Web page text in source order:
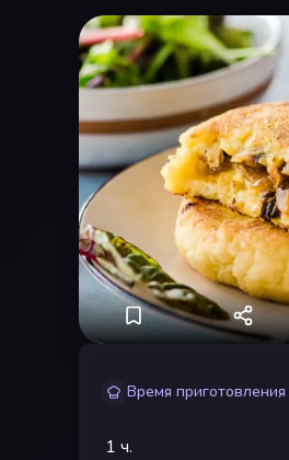
Время приготовления
1 ч.